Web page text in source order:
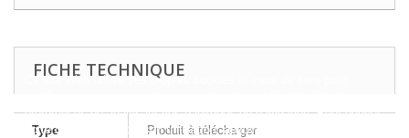
FICHE TECHNIQUE
Type Produit à télécharger
Ce site Web utilise ses propres cookies et ceux de tiers pour
préférences en analysant vos habitudes de navigation. Pour donner
votre consentement à son utilisation, appuyez sur le bouton